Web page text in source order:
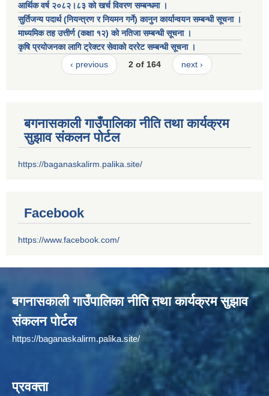
आर्थिक वर्ष २०८२।८३ को खर्च विवरण सम्बन्धमा ।
सुर्तिजन्य पदार्थ (नियन्त्रण र नियमन गर्ने) कानुन कार्यान्वयन सम्बन्धी सूचना ।
माध्यमिक तह उत्तीर्ण (कक्षा १२) को नतिजा सम्बन्धी सूचना ।
कृषि प्रयोजनका लागि ट्रेक्टर सेवाको दररेट सम्बन्धी सूचना ।
‹ previous
2 of 164 next ›
बगनासकाली गाउँपालिका नीति तथा कार्यक्रम
सुझाव संकलन पोर्टल
https://baganaskalirm.palika.site/
Facebook
https://www.facebook.com/
बगनासकाली गाउँपालिका नीति तथा कार्यक्रम सुझाव
संकलन पोर्टल
https://baganaskalirm.palika.site/
प्रवक्ता